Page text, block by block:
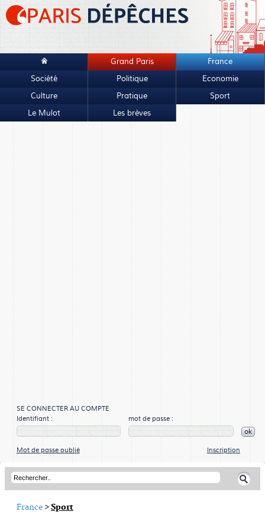
Grand Paris
France
Société
Politique
Economie
Culture
Pratique
Sport
Le Mulot
Les brèves
SE CONNECTER AU COMPTE
Identifiant :
mot de passe :
ok
Mot de passe oublié Inscription
France >Sport